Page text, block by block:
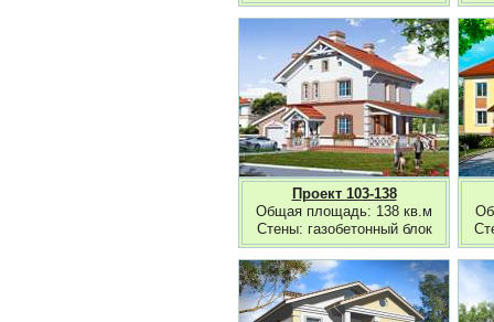
Проект 103-138
Общая площадь: 138 кв.м
Стены: газобетонный блок